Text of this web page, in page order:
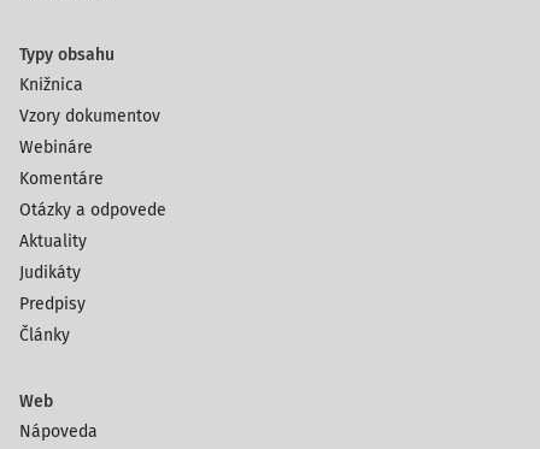
Typy obsahu
Knižnica
Vzory dokumentov
Webináre
Komentáre
Otázky a odpovede
Aktuality
Judikáty
Predpisy
Články
Web
Nápoveda